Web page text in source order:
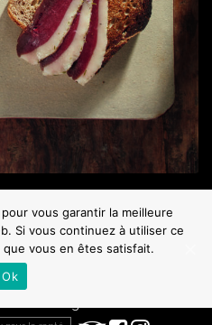
Actualités
vous garantir la meilleure
Si vous continuez à utiliser ce
vous en êtes satisfait.
Ok